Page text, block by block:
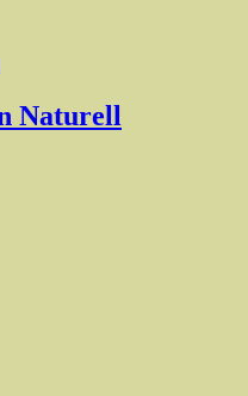
Naturell